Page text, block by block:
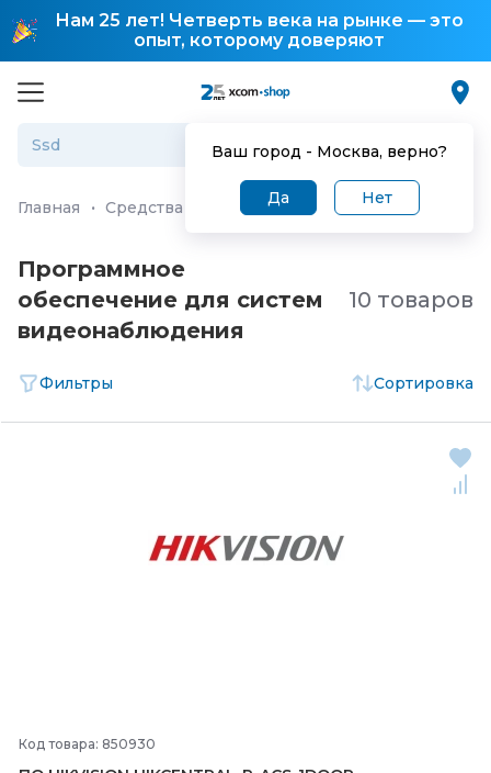
Нам 25 лет! Четверть века на рынке — это
опыт, которому доверяют
Ваш город - Москва, верно?
Да Нет
Главная · Средства и системы безопасности
Программное
обеспечение для систем
видеонаблюдения
10 товаров
Фильтры Сортировка
Код товара: 850930